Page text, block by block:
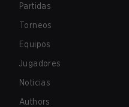
Partidas
Torneos
Equipos
Jugadores
Noticias
Authors